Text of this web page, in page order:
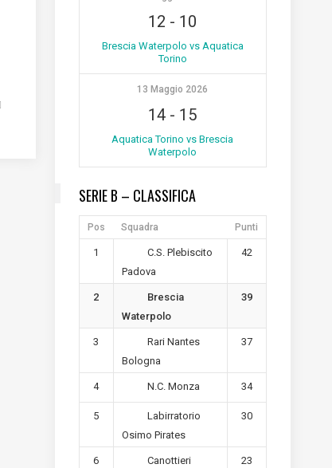
12 - 10
Brescia Waterpolo vs Aquatica
Torino
13 Maggio 2026
14 - 15
Aquatica Torino vs Brescia
Waterpolo
SERIE B – CLASSIFICA
Pos Squadra Punti
1
C.S. Plebiscito
Padova
42
2
Brescia
Waterpolo
39
3
Rari Nantes
Bologna
37
4 N.C. Monza 34
5
Labirratorio
Osimo Pirates
30
6
Canottieri
23